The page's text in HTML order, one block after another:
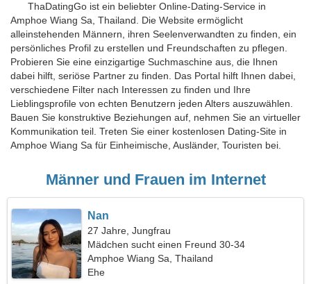
ThaDatingGo ist ein beliebter Online-Dating-Service in
Amphoe Wiang Sa, Thailand. Die Website ermöglicht
alleinstehenden Männern, ihren Seelenverwandten zu finden, ein
persönliches Profil zu erstellen und Freundschaften zu pflegen.
Probieren Sie eine einzigartige Suchmaschine aus, die Ihnen
dabei hilft, seriöse Partner zu finden. Das Portal hilft Ihnen dabei,
verschiedene Filter nach Interessen zu finden und Ihre
Lieblingsprofile von echten Benutzern jeden Alters auszuwählen.
Bauen Sie konstruktive Beziehungen auf, nehmen Sie an virtueller
Kommunikation teil. Treten Sie einer kostenlosen Dating-Site in
Amphoe Wiang Sa für Einheimische, Ausländer, Touristen bei.
Männer und Frauen im Internet
Nan
27 Jahre, Jungfrau
Mädchen sucht einen Freund 30-34
Amphoe Wiang Sa, Thailand
Ehe